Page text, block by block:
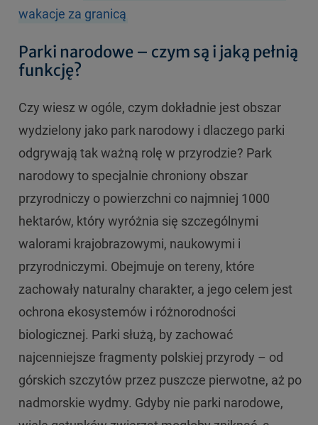
wakacje za granicą
Parki narodowe – czym są i jaką pełnią
funkcję?
Czy wiesz w ogóle, czym dokładnie jest obszar
wydzielony jako park narodowy i dlaczego parki
odgrywają tak ważną rolę w przyrodzie? Park
narodowy to specjalnie chroniony obszar
przyrodniczy o powierzchni co najmniej 1000
hektarów, który wyróżnia się szczególnymi
walorami krajobrazowymi, naukowymi i
przyrodniczymi. Obejmuje on tereny, które
zachowały naturalny charakter, a jego celem jest
ochrona ekosystemów i różnorodności
biologicznej. Parki służą, by zachować
najcenniejsze fragmenty polskiej przyrody – od
górskich szczytów przez puszcze pierwotne, aż po
nadmorskie wydmy. Gdyby nie parki narodowe,